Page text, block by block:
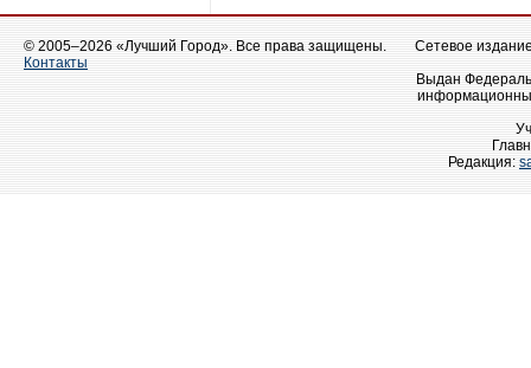
© 2005–2026 «Лучший Город». Все права защищены.
Контакты
Сетевое
Выдан
Редакция: